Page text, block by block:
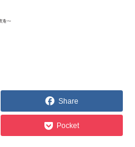
Share
Pocket